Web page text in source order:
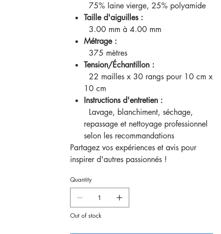
75% laine vierge, 25% polyamide
Taille d'aiguilles :
3.00 mm à 4.00 mm
Métrage :
375 mètres
Tension/Échantillon :
22 mailles x 30 rangs pour 10 cm x
10 cm
Instructions d'entretien :
Lavage, blanchiment, séchage,
repassage et nettoyage professionnel
selon les recommandations
Partagez vos expériences et avis pour
inspirer d'autres passionnés !
Quantity
Out of stock